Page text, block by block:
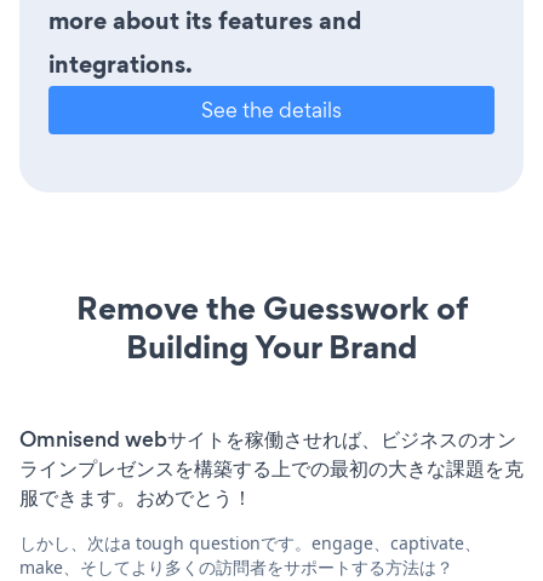
more about its features and
integrations.
See the details
Remove the Guesswork of
Building Your Brand
Omnisend webサイトを稼働させれば、ビジネスのオン
ラインプレゼンスを構築する上での最初の大きな課題を克
服できます。おめでとう！
しかし、次はa tough questionです。engage、captivate、
make、そしてより多くの訪問者をサポートする方法は？